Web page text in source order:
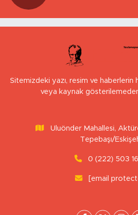
Sitemizdeki yazı, resim ve haberlerin
veya kaynak gösterilemeden
Uluönder Mahallesi,
Tepebaşı/
0 (222) 503
[email